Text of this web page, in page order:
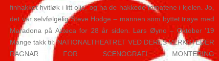
finhakket hvitløk i litt olje, og ha de hakkede tomatene i kjelen. Jo,
det var selvfølgelig Steve Hodge – mannen som byttet trøye med
Maradona på Azteca for 28 år siden. Lars Øyno – Oktober ’19
Mange takk til: NATIONALTHEATRET VED DERES VERKSTEDER
RAGNAR FOR SCENOGRAFI MONTERING